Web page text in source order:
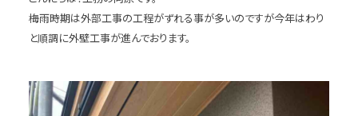
梅雨時期は外部工事の工程がずれる事が多いのですが今年はわり
と順調に外壁工事が進んでおります。